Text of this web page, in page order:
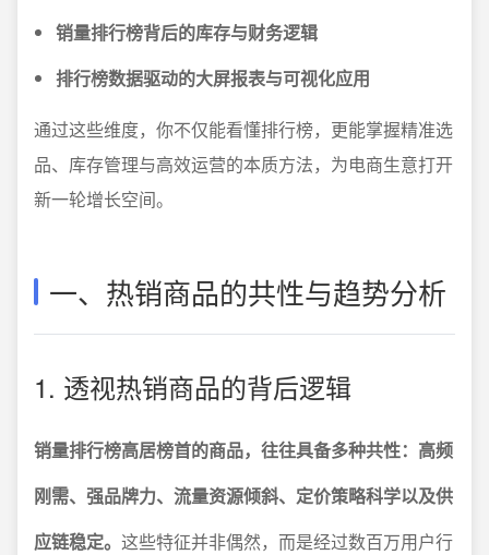
销量排行榜背后的库存与财务逻辑
排行榜数据驱动的大屏报表与可视化应用
通过这些维度，你不仅能看懂排行榜，更能掌握精准选
品、库存管理与高效运营的本质方法，为电商生意打开
新一轮增长空间。
一、热销商品的共性与趋势分析
1. 透视热销商品的背后逻辑
销量排行榜高居榜首的商品，往往具备多种共性：高频
刚需、强品牌力、流量资源倾斜、定价策略科学以及供
应链稳定。 这些特征并非偶然，而是经过数百万用户行